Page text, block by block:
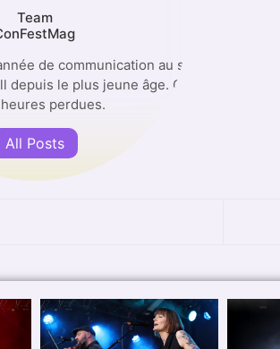
Team
de communication au sein de
depuis le plus jeune âge. Guitariste
perdues.
All Posts